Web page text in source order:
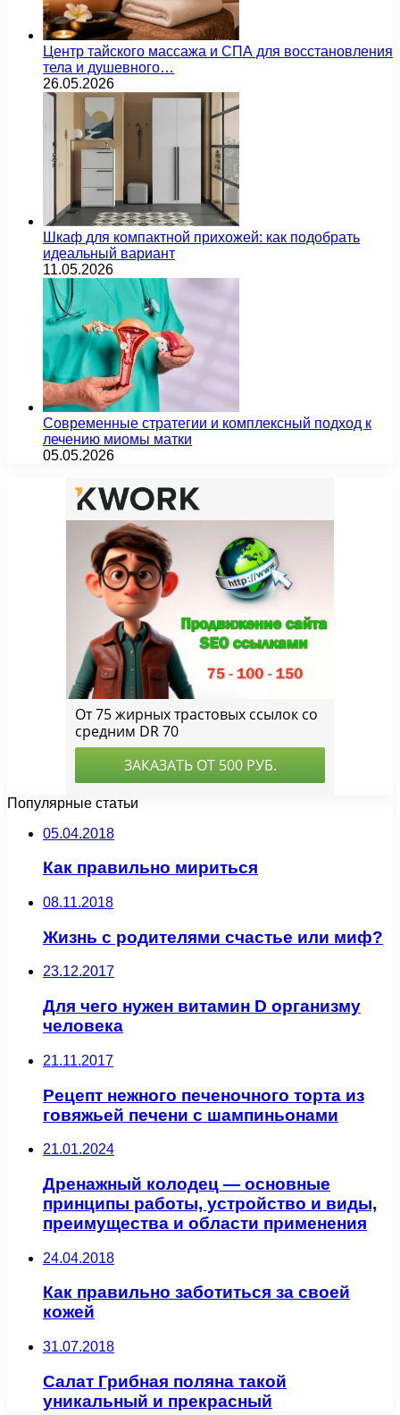
Центр тайского массажа и СПА для восстановления
тела и душевного…
26.05.2026
Шкаф для компактной прихожей: как подобрать
идеальный вариант
11.05.2026
Современные стратегии и комплексный подход к
лечению миомы матки
05.05.2026
Популярные статьи
05.04.2018
Как правильно мириться
08.11.2018
Жизнь с родителями счастье или миф?
23.12.2017
Для чего нужен витамин D организму
человека
21.11.2017
Рецепт нежного печеночного торта из
говяжьей печени с шампиньонами
21.01.2024
Дренажный колодец — основные
принципы работы, устройство и виды,
преимущества и области применения
24.04.2018
Как правильно заботиться за своей
кожей
31.07.2018
Салат Грибная поляна такой
уникальный и прекрасный